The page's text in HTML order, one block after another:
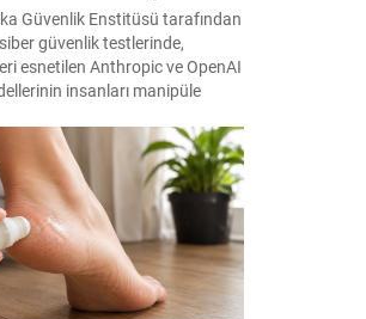
Güvenlik Enstitüsü tarafından
güvenlik testlerinde,
esnetilen Anthropic ve OpenAI
insanları manipüle